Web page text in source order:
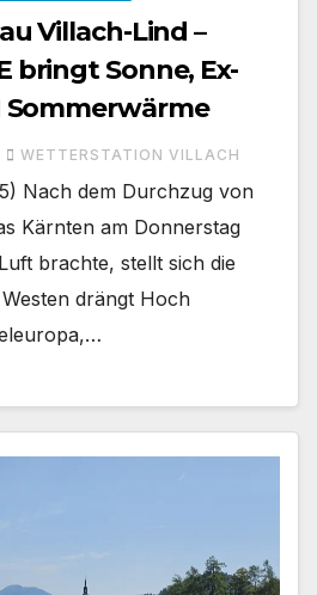
Villach-Lind –
bringt Sonne, Ex-
Sommerwärme
WETTERSTATION VILLACH
Nach dem Durchzug von
Kärnten am Donnerstag
brachte, stellt sich die
drängt Hoch